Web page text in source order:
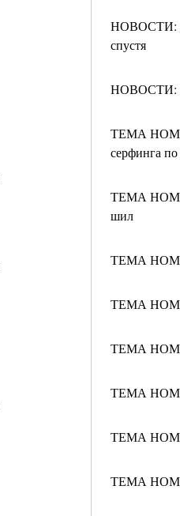
НОВОСТИ:
спустя
НОВОСТИ:
ТЕМА
серфинга
ТЕМА
шил
ТЕМА
ТЕМА
ТЕМА
ТЕМА
ТЕМА
ТЕМА